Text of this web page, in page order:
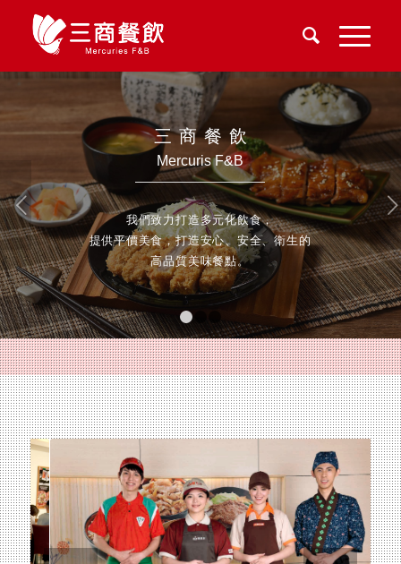
下一頁
1 2 3
三商餐飲
Mercuris F&B
我們致力打造多元化飲食，
提供平價美食，打造安心、安全、衛生的
高品質美味餐點。